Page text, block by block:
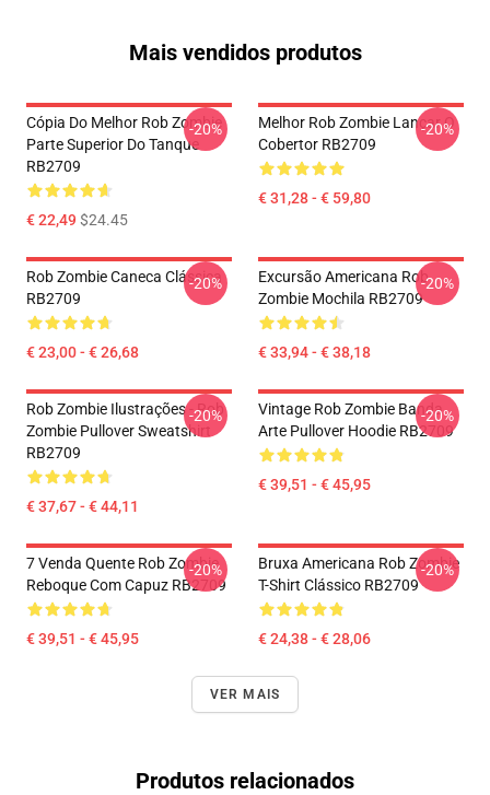
Mais vendidos produtos
Cópia Do Melhor Rob Zombie
Parte Superior Do Tanque
RB2709
€ 22,49$24.45
-20%
Melhor Rob Zombie Lançar O
Cobertor RB2709
€ 31,28 - € 59,80
-20%
Rob Zombie Caneca Clássica
RB2709
€ 23,00 - € 26,68
-20%
Excursão Americana Rob
Zombie Mochila RB2709
€ 33,94 - € 38,18
-20%
Rob Zombie Ilustrações - Rob
Zombie Pullover Sweatshirt
RB2709
€ 37,67 - € 44,11
-20%
Vintage Rob Zombie Banda
Arte Pullover Hoodie RB2709
€ 39,51 - € 45,95
-20%
7 Venda Quente Rob Zombie
Reboque Com Capuz RB2709
€ 39,51 - € 45,95
-20%
Bruxa Americana Rob Zombie
T-Shirt Clássico RB2709
€ 24,38 - € 28,06
-20%
VER MAIS
Produtos relacionados